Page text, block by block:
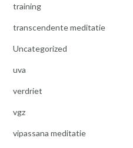
training
transcendente meditatie
Uncategorized
uva
verdriet
vgz
vipassana meditatie